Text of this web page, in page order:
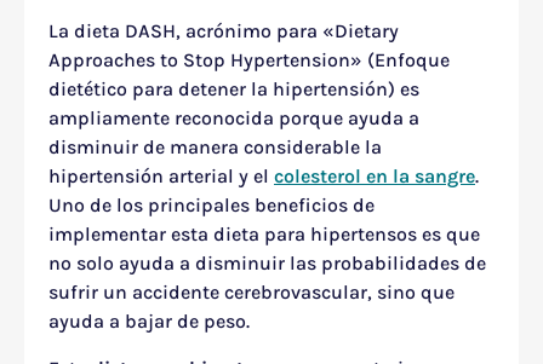
La dieta DASH, acrónimo para «Dietary
Approaches to Stop Hypertension» (Enfoque
dietético para detener la hipertensión) es
ampliamente reconocida porque ayuda a
disminuir de manera considerable la
hipertensión arterial y el colesterol en la sangre.
Uno de los principales beneficios de
implementar esta dieta para hipertensos es que
no solo ayuda a disminuir las probabilidades de
sufrir un accidente cerebrovascular, sino que
ayuda a bajar de peso.